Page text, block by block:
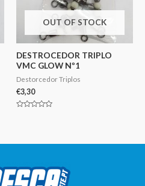
OUT OF STOCK
DESTROCEDOR TRIPLO
VMC GLOW Nº1
Destorcedor Triplos
€3,30